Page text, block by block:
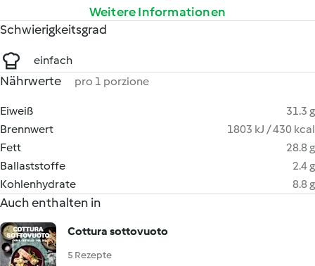
Weitere Informationen
Schwierigkeitsgrad
einfach
Nährwerte pro 1 porzione
Eiweiß
31.3 g
Brennwert
1803 kJ / 430 kcal
Fett
28.8 g
Ballaststoffe
2.4 g
Kohlenhydrate
8.8 g
Auch enthalten in
Cottura sottovuoto
5 Rezepte